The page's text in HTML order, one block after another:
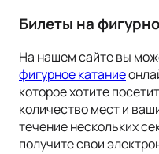
Билеты на
На нашем сайте вы
фигурное катание
которое хотите
количество мест и
течение нескольких
получите свои